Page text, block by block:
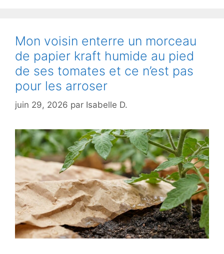
Mon voisin enterre un morceau
de papier kraft humide au pied
de ses tomates et ce n’est pas
pour les arroser
juin 29, 2026 par Isabelle D.